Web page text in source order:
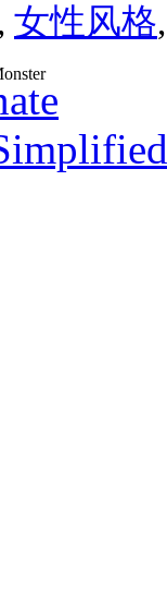
, 女性风格,